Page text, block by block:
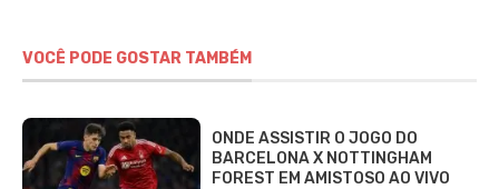
VOCÊ PODE GOSTAR TAMBÉM
ONDE ASSISTIR O JOGO DO
BARCELONA X NOTTINGHAM
FOREST EM AMISTOSO AO VIVO